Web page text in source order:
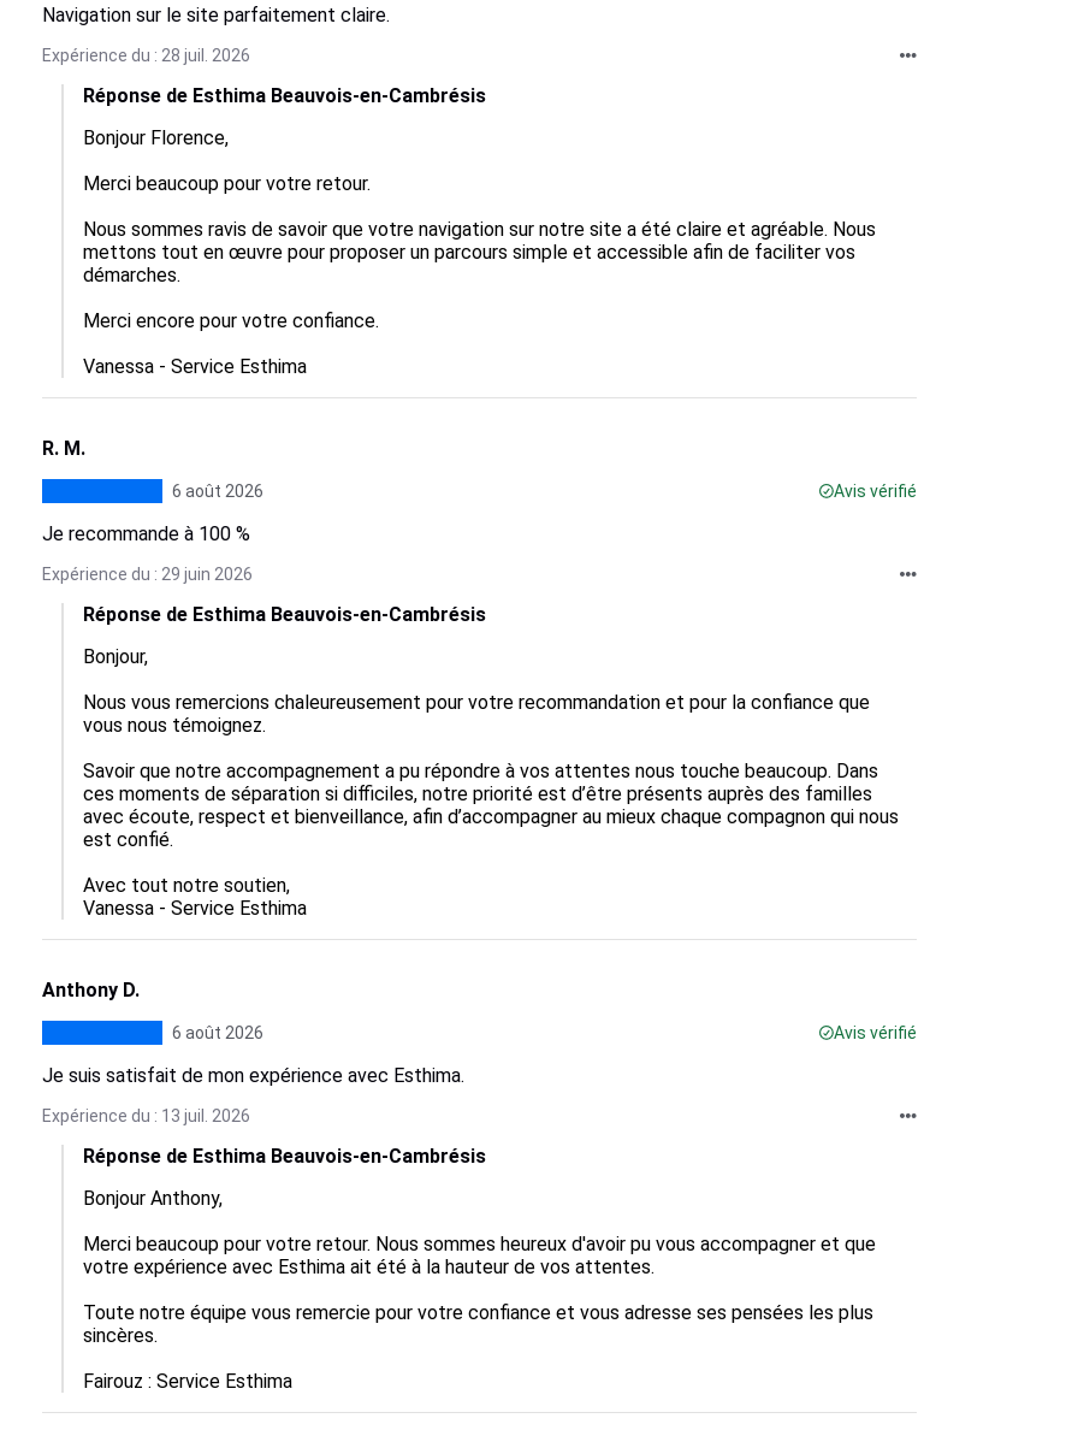
Navigation sur le site parfaitement claire.
Expérience du : 28 juil. 2026
Réponse de Esthima Beauvois-en-Cambrésis
Bonjour Florence,
Merci beaucoup pour votre retour.
Nous sommes ravis de savoir que votre navigation sur notre site a été claire et agréable. Nous
mettons tout en œuvre pour proposer un parcours simple et accessible afin de faciliter vos
démarches.
Merci encore pour votre confiance.
Vanessa - Service Esthima
R. M.
6 août 2026 Avis vérifié
Je recommande à 100 %
Expérience du : 29 juin 2026
Réponse de Esthima Beauvois-en-Cambrésis
Bonjour,
Nous vous remercions chaleureusement pour votre recommandation et pour la confiance que
vous nous témoignez.
Savoir que notre accompagnement a pu répondre à vos attentes nous touche beaucoup. Dans
ces moments de séparation si difficiles, notre priorité est d’être présents auprès des familles
avec écoute, respect et bienveillance, afin d’accompagner au mieux chaque compagnon qui nous
est confié.
Avec tout notre soutien,
Vanessa - Service Esthima
Anthony D.
6 août 2026 Avis vérifié
Je suis satisfait de mon expérience avec Esthima.
Expérience du : 13 juil. 2026
Réponse de Esthima Beauvois-en-Cambrésis
Bonjour Anthony,
Merci beaucoup pour votre retour. Nous sommes heureux d'avoir pu vous accompagner et que
votre expérience avec Esthima ait été à la hauteur de vos attentes.
Toute notre équipe vous remercie pour votre confiance et vous adresse ses pensées les plus
sincères.
Fairouz : Service Esthima